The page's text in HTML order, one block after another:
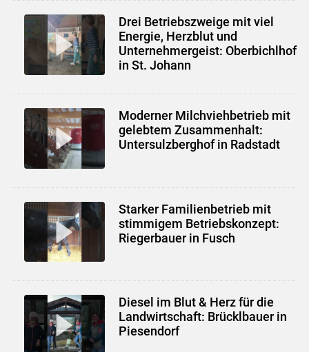
Drei Betriebszweige mit viel
Energie, Herzblut und
Unternehmergeist: Oberbichlhof
in St. Johann
Moderner Milchviehbetrieb mit
gelebtem Zusammenhalt:
Untersulzberghof in Radstadt
Starker Familienbetrieb mit
stimmigem Betriebskonzept:
Riegerbauer in Fusch
Diesel im Blut & Herz für die
Landwirtschaft: Brücklbauer in
Piesendorf